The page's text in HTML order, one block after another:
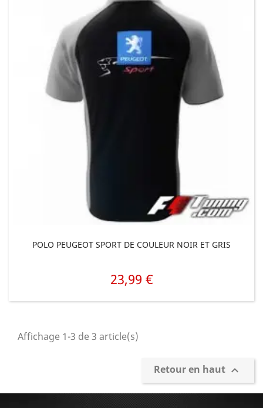
POLO PEUGEOT SPORT DE COULEUR NOIR ET GRIS
Prix
23,99 €
Affichage 1-3 de 3 article(s)
Retour en haut 